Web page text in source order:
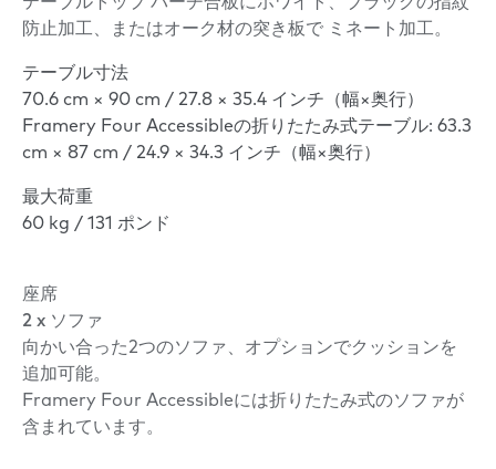
防止加工、またはオーク材の突き板で ミネート加工。
テーブル寸法
70.6 cm × 90 cm / 27.8 × 35.4 インチ（幅×奥行）
Framery Four Accessibleの折りたたみ式テーブル: 63.3
cm × 87 cm / 24.9 × 34.3 インチ（幅×奥行）
最大荷重
60 kg / 131 ポンド
座席
2 x ソファ
向かい合った2つのソファ、オプションでクッションを
追加可能。
Framery Four Accessibleには折りたたみ式のソファが
含まれています。